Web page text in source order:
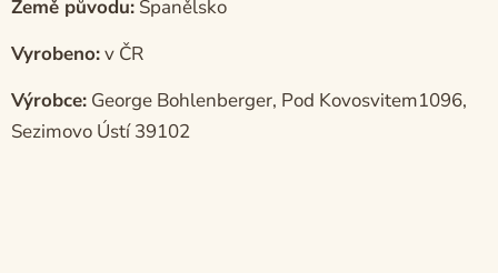
Země původu: Španělsko
Vyrobeno:v ČR
Výrobce: George Bohlenberger, Pod Kovosvitem1096,
Sezimovo Ústí 39102